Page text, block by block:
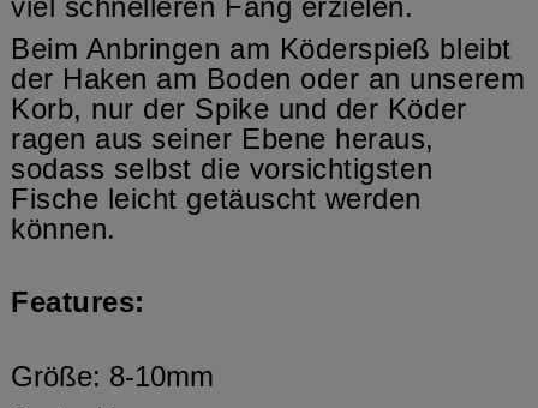
viel schnelleren Fang erzielen.
Beim Anbringen am Köderspieß bleibt
der Haken am Boden oder an unserem
Korb, nur der Spike und der Köder
ragen aus seiner Ebene heraus,
sodass selbst die vorsichtigsten
Fische leicht getäuscht werden
können.
Features:
Größe: 8-10mm